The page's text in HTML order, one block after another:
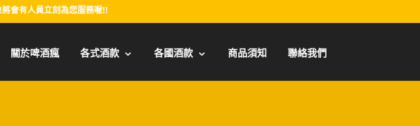
會有人員立刻為您服務喔!!
關於啤酒瘋 各式酒款 各國酒款 商品須知 聯絡我們